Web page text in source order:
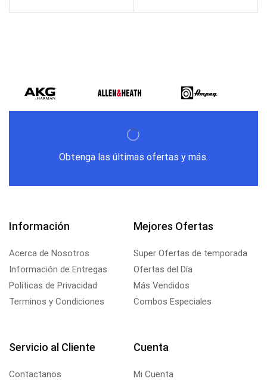
Obtenga las últimas ofertas y más.
Información
Acerca de Nosotros
Información de Entregas
Políticas de Privacidad
Terminos y Condiciones
Mejores Ofertas
Super Ofertas de temporada
Ofertas del Día
Más Vendidos
Combos Especiales
Servicio al Cliente
Contactanos
Cuenta
Mi Cuenta